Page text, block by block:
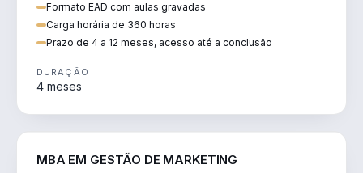
Formato EAD com aulas gravadas
Carga horária de 360 horas
Prazo de 4 a 12 meses, acesso até a conclusão
DURAÇÃO
4 meses
MBA EM GESTÃO DE MARKETING